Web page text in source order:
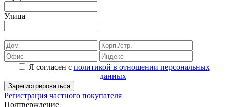
Улица
Я согласен с политикой в отношении персональных
данных
Зарегистрироваться
Регистрация частного покупателя
Подтверждение